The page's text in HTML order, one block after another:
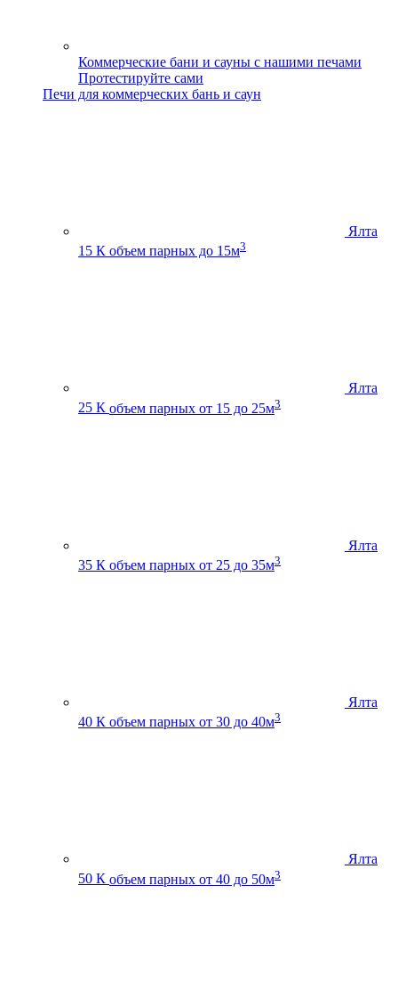
Коммерческие бани и сауны с нашими печами
Протестируйте сами
Печи для коммерческих бань и саун
Ялта
15 К объем парных до 15м3
Ялта
25 К объем парных от 15 до 25м3
Ялта
35 К объем парных от 25 до 35м3
Ялта
40 К объем парных от 30 до 40м3
Ялта
50 К объем парных от 40 до 50м3